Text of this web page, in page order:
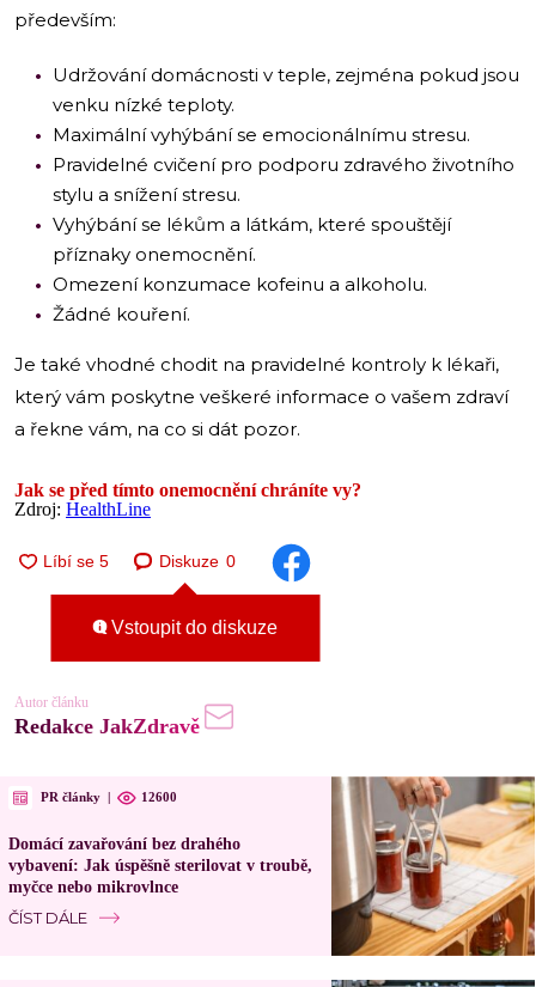
především:
Udržování domácnosti v teple, zejména pokud jsou
venku nízké teploty.
Maximální vyhýbání se emocionálnímu stresu.
Pravidelné cvičení pro podporu zdravého životního
stylu a snížení stresu.
Vyhýbání se lékům a látkám, které spouštějí
příznaky onemocnění.
Omezení konzumace kofeinu a alkoholu.
Žádné kouření.
Je také vhodné chodit na pravidelné kontroly k lékaři,
který vám poskytne veškeré informace o vašem zdraví
a řekne vám, na co si dát pozor.
Jak se před tímto onemocnění chráníte vy?
Zdroj: HealthLine
Diskuze 0
Vstoupit do diskuze
Autor článku
Redakce JakZdravě
PR články | 12600
Domácí zavařování bez drahého
vybavení: Jak úspěšně sterilovat v troubě,
myčce nebo mikrovlnce
ČÍST DÁLE